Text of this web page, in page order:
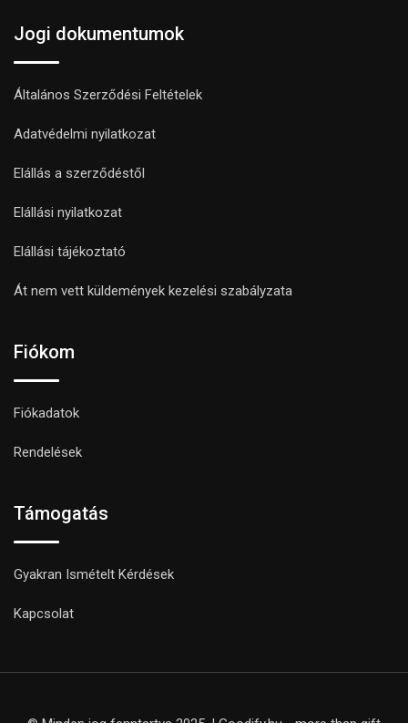
Jogi dokumentumok
Általános Szerződési Feltételek
Adatvédelmi nyilatkozat
Elállás a szerződéstől
Elállási nyilatkozat
Elállási tájékoztató
Át nem vett küldemények kezelési szabályzata
Fiókom
Fiókadatok
Rendelések
Támogatás
Gyakran Ismételt Kérdések
Kapcsolat